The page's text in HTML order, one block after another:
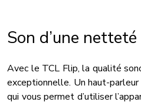
Son d’une
Avec le TCL Flip, la qualité
exceptionnelle. Un haut-
qui vous permet d’utiliser